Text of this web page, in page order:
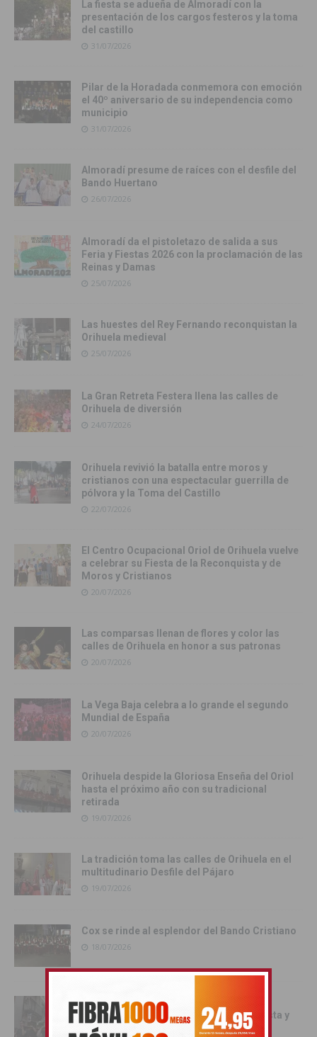
La fiesta se adueña de Almoradí con la
presentación de los cargos festeros y la toma
del castillo
31/07/2026
Pilar de la Horadada conmemora con emoción
el 40º aniversario de su independencia como
municipio
31/07/2026
Almoradí presume de raíces con el desfile del
Bando Huertano
26/07/2026
Almoradí da el pistoletazo de salida a sus
Feria y Fiestas 2026 con la proclamación de las
Reinas y Damas
25/07/2026
Las huestes del Rey Fernando reconquistan la
Orihuela medieval
25/07/2026
La Gran Retreta Festera llena las calles de
Orihuela de diversión
24/07/2026
Orihuela revivió la batalla entre moros y
cristianos con una espectacular guerrilla de
pólvora y la Toma del Castillo
22/07/2026
El Centro Ocupacional Oriol de Orihuela vuelve
a celebrar su Fiesta de la Reconquista y de
Moros y Cristianos
20/07/2026
Las comparsas llenan de flores y color las
calles de Orihuela en honor a sus patronas
20/07/2026
La Vega Baja celebra a lo grande el segundo
Mundial de España
20/07/2026
Orihuela despide la Gloriosa Enseña del Oriol
hasta el próximo año con su tradicional
retirada
19/07/2026
La tradición toma las calles de Orihuela en el
multitudinario Desfile del Pájaro
19/07/2026
Cox se rinde al esplendor del Bando Cristiano
18/07/2026
Orihuela inicia los actos oficiales de sus
Fiestas con el traslado de las Santas Justa y
Rufina